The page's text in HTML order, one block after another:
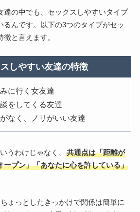
達の中でも、セックスしやすいタイプ
るんです。以下の3つのタイプがセッ
と言えます。
しやすい友達の特徴
に行く女友達
をしてくる友達
なく、ノリがいい友達
うわけじゃなく、
共通点は「距離が
ープン」「あなたに心を許している」
ょっとしたきっかけで関係は簡単に